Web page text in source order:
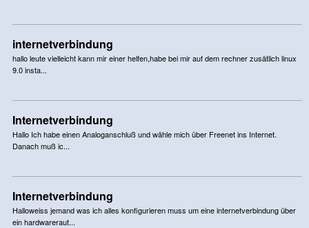
internetverbindung
hallo leute vielleicht kann mir einer helfen,habe bei mir auf dem rechner zusätlich linux
9.0 insta...
Internetverbindung
Hallo Ich habe einen Analoganschluß und wähle mich über Freenet ins Internet.
Danach muß ic...
Internetverbindung
Halloweiss jemand was ich alles konfigurieren muss um eine internetverbindung über
ein hardwareraut...